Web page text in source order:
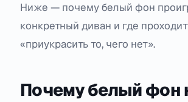
Ниже — почему белый фон
конкретный диван и где
«приукрасить то, чего нет».
Почему белый фон